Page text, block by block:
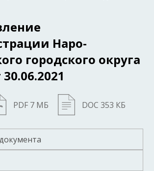
Наро-
городского округа
PDF 7 МБ DOC 353 КБ